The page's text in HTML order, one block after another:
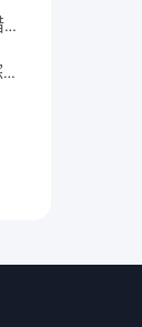
TOP10！2026年最新中国十大猎头公司排行榜
2026年最新十大医药猎头公司综合排行榜